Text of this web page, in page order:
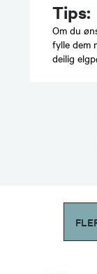
Tips:
Om du
fylle dem
deilig